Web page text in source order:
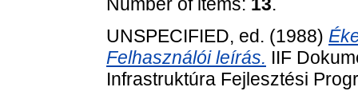
UNSPECIFIED, ed. (1988)
Felhasználói leírás. IIF
Infrastruktúra Fejlesztési